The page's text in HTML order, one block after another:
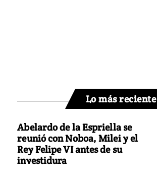
Lo más reciente
Abelardo de la Espriella se
reunió con Noboa, Milei y el
Rey Felipe VI antes de su
investidura